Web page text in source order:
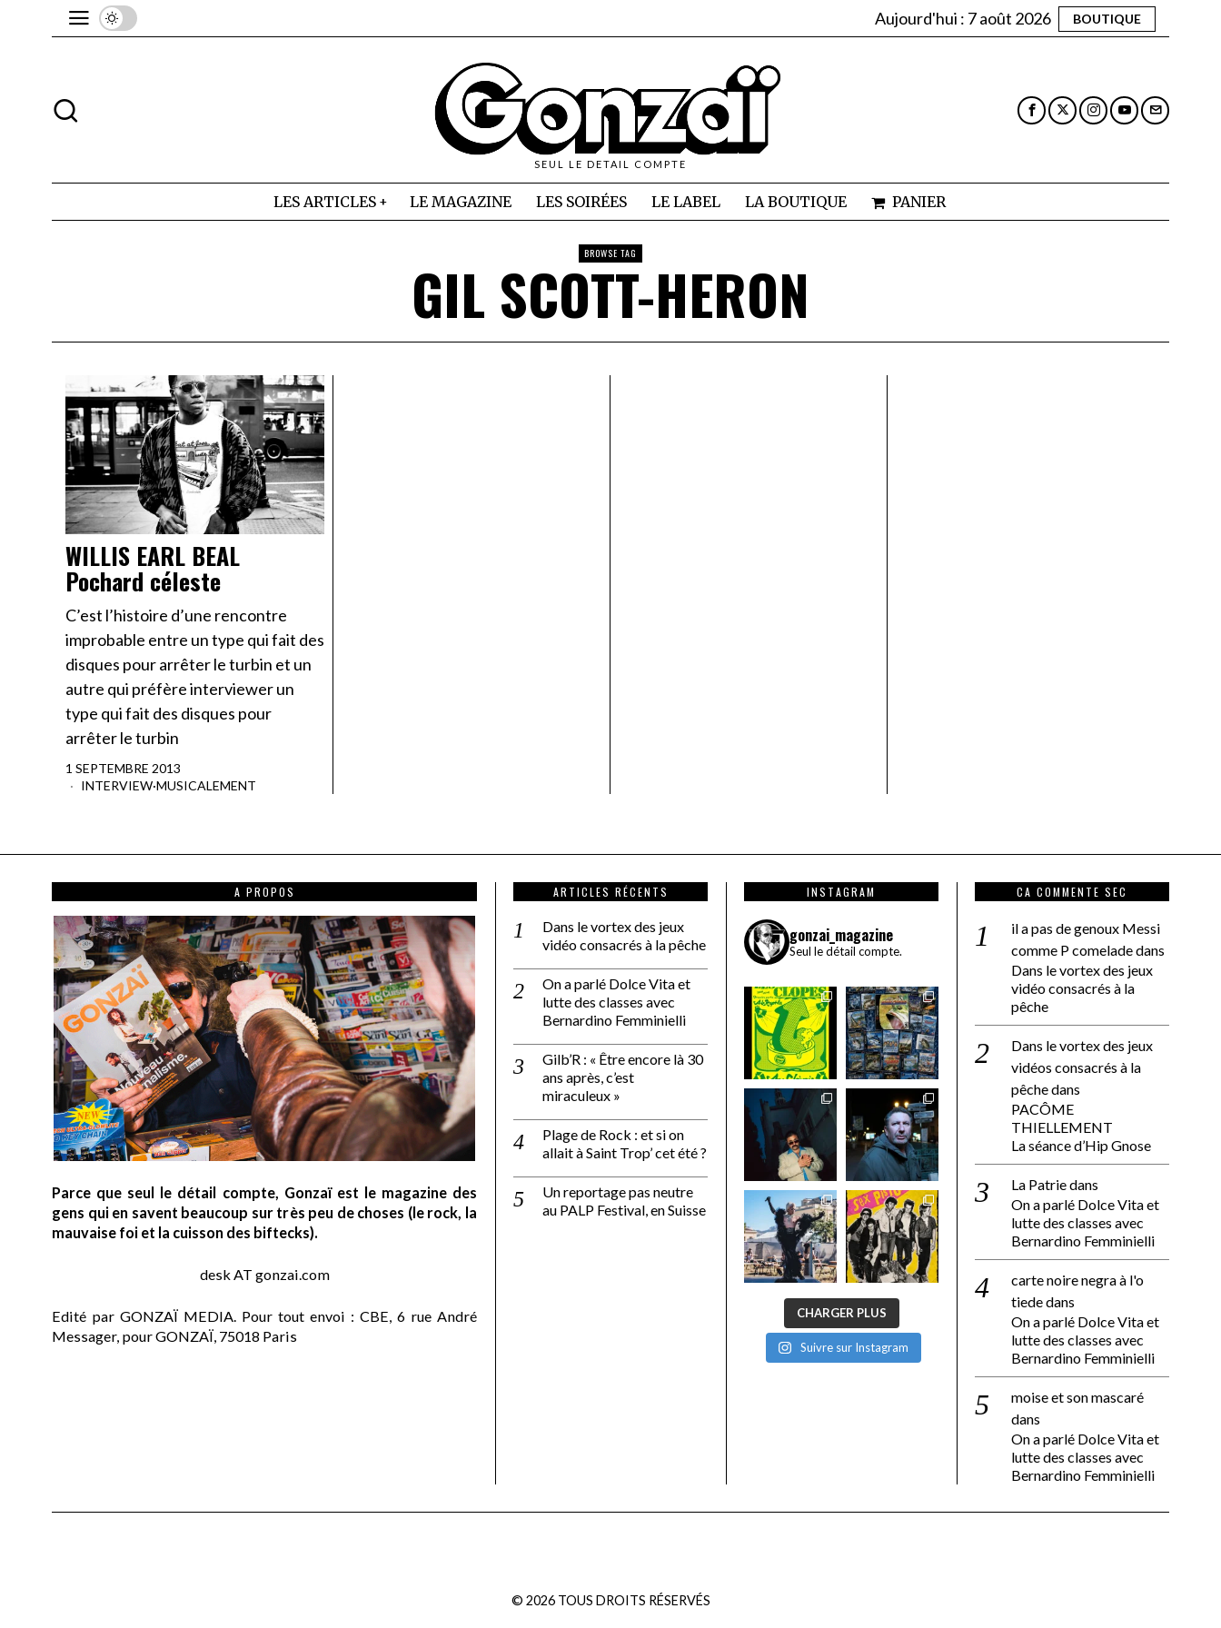
Aujourd'hui : 7 août 2026 BOUTIQUE
SEUL LE DETAIL COMPTE
LES ARTICLES LE MAGAZINE LES SOIRÉES LE LABEL LA BOUTIQUE PANIER
BROWSE TAG
GIL SCOTT-HERON
WILLIS EARL BEAL
Pochard céleste
C’est l’histoire d’une rencontre
improbable entre un type qui fait des
disques pour arrêter le turbin et un
autre qui préfère interviewer un
type qui fait des disques pour
arrêter le turbin
1 SEPTEMBRE 2013
INTERVIEW·MUSICALEMENT
A PROPOS
Parce que seul le détail compte, Gonzaï est le magazine des
gens qui en savent beaucoup sur très peu de choses (le rock, la
mauvaise foi et la cuisson des biftecks).
desk AT gonzai.com
Edité par GONZAÏ MEDIA. Pour tout envoi : CBE, 6 rue André
Messager, pour GONZAÏ, 75018 Paris
ARTICLES RÉCENTS
Dans le vortex des jeux
vidéo consacrés à la pêche
On a parlé Dolce Vita et
lutte des classes avec
Bernardino Femminielli
Gilb’R : « Être encore là 30
ans après, c’est
miraculeux »
Plage de Rock : et si on
allait à Saint Trop’ cet été ?
Un reportage pas neutre
au PALP Festival, en Suisse
INSTAGRAM
gonzai_magazine
Seul le détail compte.
CHARGER PLUS
Suivre sur Instagram
CA COMMENTE SEC
il a pas de genoux Messi
comme P comeladedans
Dans le vortex des jeux
vidéo consacrés à la
pêche
Dans le vortex des jeux
vidéos consacrés à la
pêchedans
PACÔME
THIELLEMENT
La séance d’Hip Gnose
La Patriedans
On a parlé Dolce Vita et
lutte des classes avec
Bernardino Femminielli
carte noire negra à l'o
tiededans
On a parlé Dolce Vita et
lutte des classes avec
Bernardino Femminielli
moise et son mascaré
dans
On a parlé Dolce Vita et
lutte des classes avec
Bernardino Femminielli
© 2026TOUS DROITS RÉSERVÉS